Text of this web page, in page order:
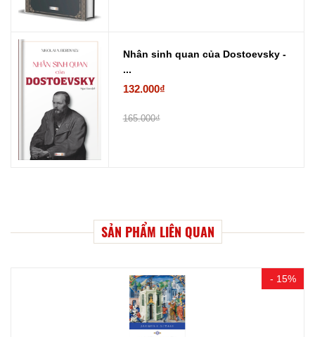
Nhân sinh quan của Dostoevsky -
...
132.000₫
165.000₫
SẢN PHẨM LIÊN QUAN
- 15%